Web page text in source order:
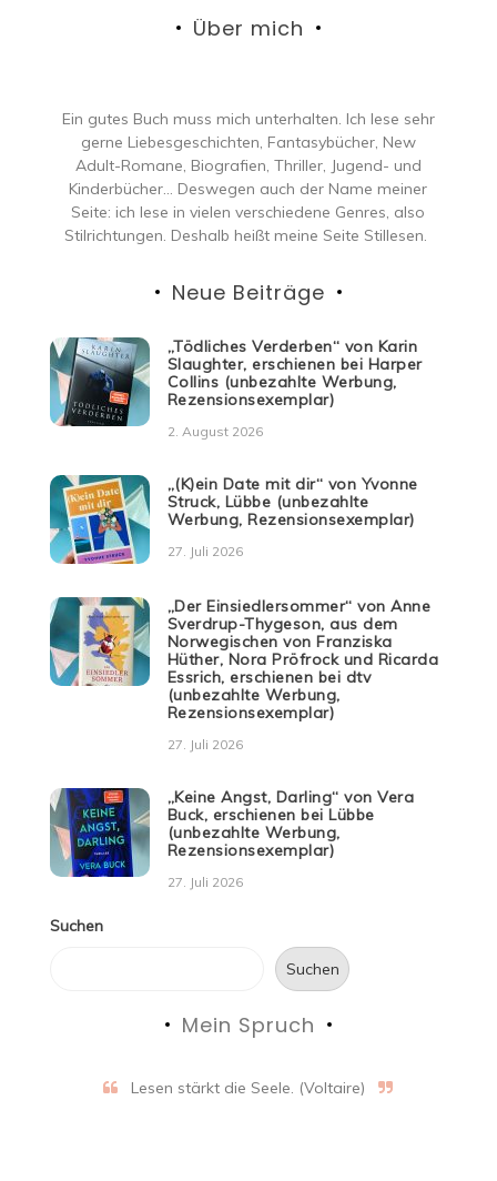
Über mich
Ein gutes Buch muss mich unterhalten. Ich lese sehr
gerne Liebesgeschichten, Fantasybücher, New
Adult-Romane, Biografien, Thriller, Jugend- und
Kinderbücher… Deswegen auch der Name meiner
Seite: ich lese in vielen verschiedene Genres, also
Stilrichtungen. Deshalb heißt meine Seite Stillesen.
Neue Beiträge
„Tödliches Verderben“ von Karin
Slaughter, erschienen bei Harper
Collins (unbezahlte Werbung,
Rezensionsexemplar)
2. August 2026
„(K)ein Date mit dir“ von Yvonne
Struck, Lübbe (unbezahlte
Werbung, Rezensionsexemplar)
27. Juli 2026
„Der Einsiedlersommer“ von Anne
Sverdrup-Thygeson, aus dem
Norwegischen von Franziska
Hüther, Nora Pröfrock und Ricarda
Essrich, erschienen bei dtv
(unbezahlte Werbung,
Rezensionsexemplar)
27. Juli 2026
„Keine Angst, Darling“ von Vera
Buck, erschienen bei Lübbe
(unbezahlte Werbung,
Rezensionsexemplar)
27. Juli 2026
Suchen
Suchen
Mein Spruch
Lesen stärkt die Seele. (Voltaire)